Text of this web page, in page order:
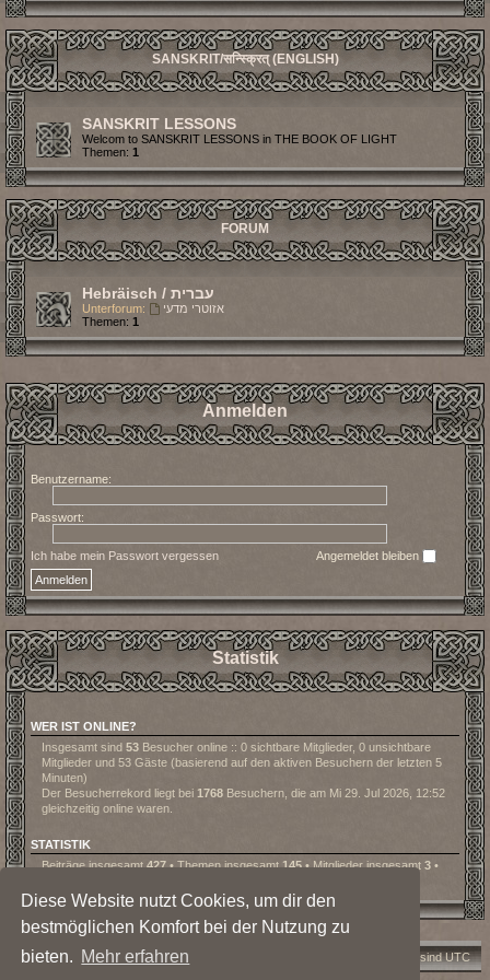
Diese Website nutzt Cookies, um dir den
bestmöglichen Komfort bei der Nutzung zu
bieten. Mehr erfahren
SANSKRIT/सन्स्क्रित् (ENGLISH)
SANSKRIT LESSONS
Welcom to SANSKRIT LESSONS in THE BOOK OF LIGHT
Themen: 1
FORUM
Hebräisch / עברית
Unterforum:
אזוטרי מדעי
Themen: 1
Anmelden
Benutzername:
Passwort:
Ich habe mein Passwort vergessen Angemeldet bleiben
Statistik
WER IST ONLINE?
Insgesamt sind 53 Besucher online :: 0 sichtbare Mitglieder, 0 unsichtbare
Mitglieder und 53 Gäste (basierend auf den aktiven Besuchern der letzten 5
Minuten)
Der Besucherrekord liegt bei 1768 Besuchern, die am Mi 29. Jul 2026, 12:52
gleichzeitig online waren.
STATISTIK
Beiträge insgesamt427• Themen insgesamt145• Mitglieder insgesamt 3 •
Foren-Übersicht Alle Zeiten sindUTC
Kontakt